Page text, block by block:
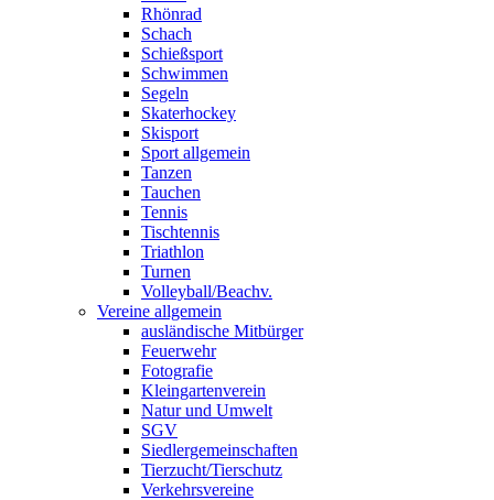
Rhönrad
Schach
Schießsport
Schwimmen
Segeln
Skaterhockey
Skisport
Sport allgemein
Tanzen
Tauchen
Tennis
Tischtennis
Triathlon
Turnen
Volleyball/Beachv.
Vereine allgemein
ausländische Mitbürger
Feuerwehr
Fotografie
Kleingartenverein
Natur und Umwelt
SGV
Siedlergemeinschaften
Tierzucht/Tierschutz
Verkehrsvereine